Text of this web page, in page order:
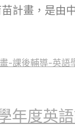
計畫，是由
年度英